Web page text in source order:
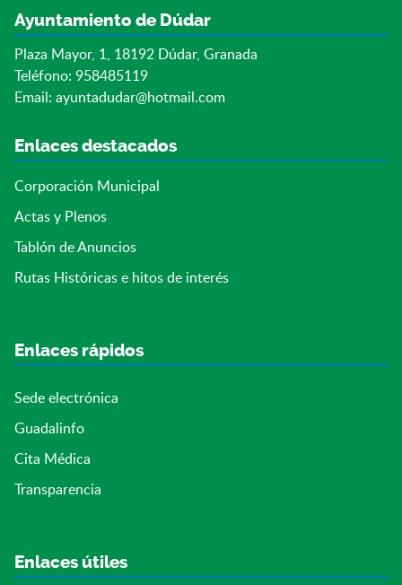
Ayuntamiento de Dúdar
Plaza Mayor, 1, 18192 Dúdar, Granada
Teléfono: 958485119
Email: ayuntadudar@hotmail.com
Enlaces destacados
Corporación Municipal
Actas y Plenos
Tablón de Anuncios
Rutas Históricas e hitos de interés
Enlaces rápidos
Sede electrónica
Guadalinfo
Cita Médica
Transparencia
Enlaces útiles